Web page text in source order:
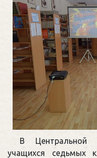
В Центральной
учащихся седьмых